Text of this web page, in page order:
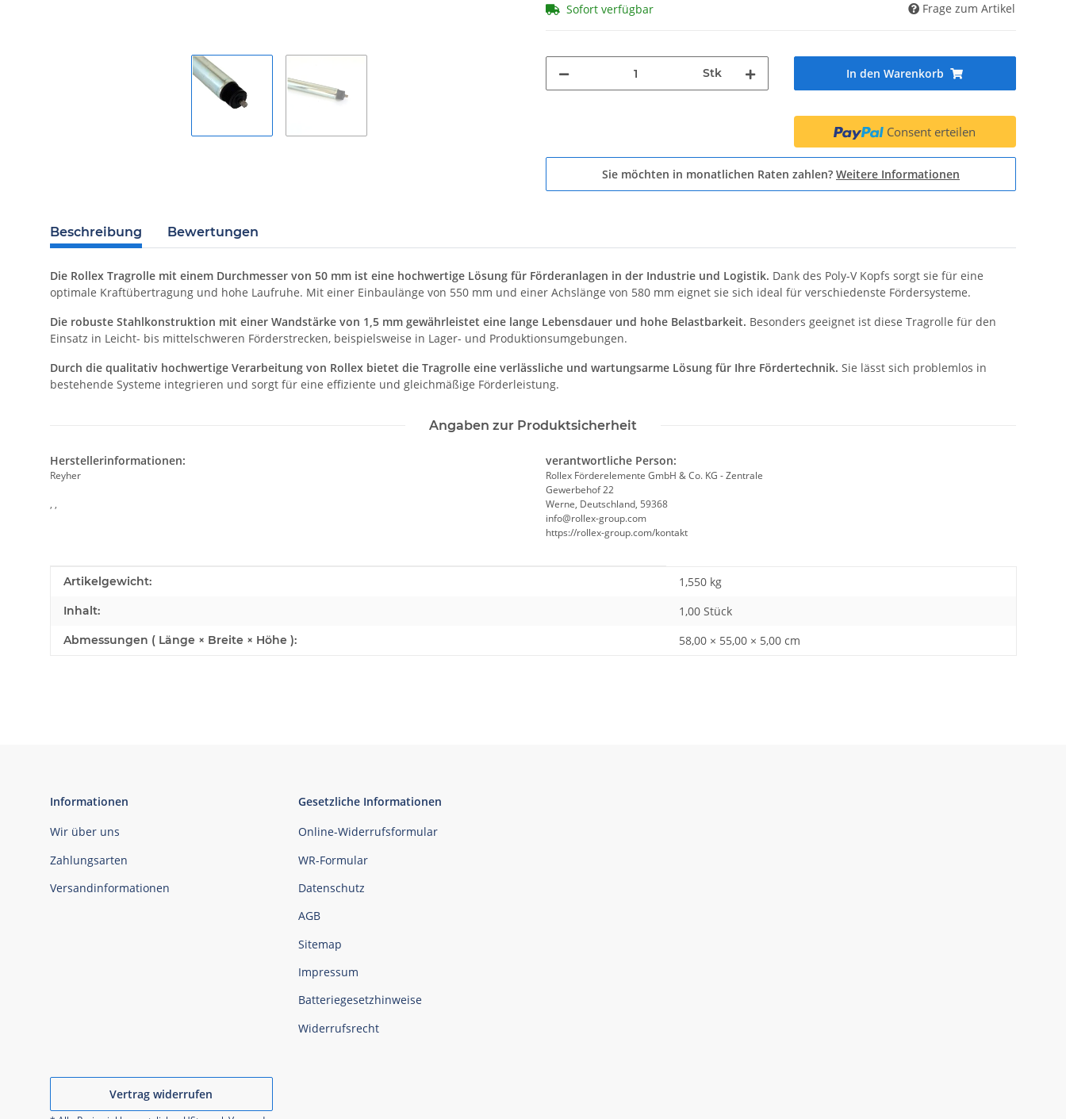
Sofort verfügbar Frage zum Artikel
Stk In den Warenkorb
Consent erteilen
Sie möchten in monatlichen Raten zahlen? Weitere Informationen
Beschreibung Bewertungen
Die Rollex Tragrolle mit einem Durchmesser von 50 mm ist eine hochwertige Lösung für Förderanlagen in der Industrie und Logistik. Dank des Poly-V Kopfs sorgt sie für eine
optimale Kraftübertragung und hohe Laufruhe. Mit einer Einbaulänge von 550 mm und einer Achslänge von 580 mm eignet sie sich ideal für verschiedenste Fördersysteme.
Die robuste Stahlkonstruktion mit einer Wandstärke von 1,5 mm gewährleistet eine lange Lebensdauer und hohe Belastbarkeit. Besonders geeignet ist diese Tragrolle für den
Einsatz in Leicht- bis mittelschweren Förderstrecken, beispielsweise in Lager- und Produktionsumgebungen.
Durch die qualitativ hochwertige Verarbeitung von Rollex bietet die Tragrolle eine verlässliche und wartungsarme Lösung für Ihre Fördertechnik. Sie lässt sich problemlos in
bestehende Systeme integrieren und sorgt für eine effiziente und gleichmäßige Förderleistung.
Angaben zur Produktsicherheit
Herstellerinformationen:
Reyher
, ,
verantwortliche Person:
Rollex Förderelemente GmbH & Co. KG - Zentrale
Gewerbehof 22
Werne, Deutschland, 59368
info@rollex-group.com
https://rollex-group.com/kontakt
Produkteigenschaft
Wert
Artikelgewicht: 1,550 kg
Inhalt: 1,00 Stück
Abmessungen ( Länge × Breite × Höhe ): 58,00 × 55,00 × 5,00 cm
Informationen
Wir über uns
Zahlungsarten
Versandinformationen
Gesetzliche Informationen
Online-Widerrufsformular
WR-Formular
Datenschutz
AGB
Sitemap
Impressum
Batteriegesetzhinweise
Widerrufsrecht
Vertrag widerrufen